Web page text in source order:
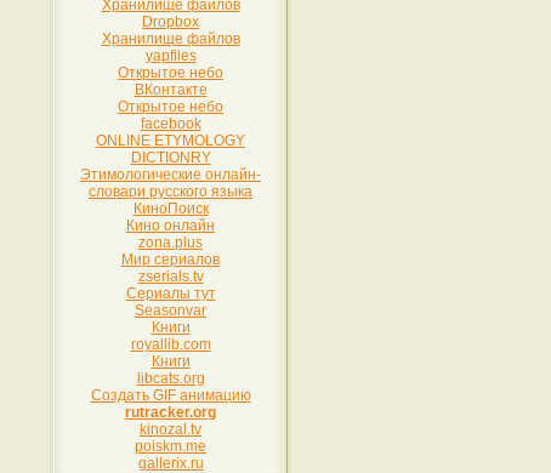
Хранилище файлов
Dropbox
Хранилище файлов
yapfiles
Открытое небо
ВКонтакте
Открытое небо
facebook
ONLINE ETYMOLOGY
DICTIONRY
Этимологические онлайн-
словари русского языка
КиноПоиск
Кино онлайн
zona.plus
Мир сериалов
zserials.tv
Сериалы тут
Seasonvar
Книги
royallib.com
Книги
libcats.org
Создать GIF анимацию
rutracker.org
kinozal.tv
poiskm.me
gallerix.ru